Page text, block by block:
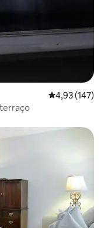
4,93 de uma
4,93 (147)